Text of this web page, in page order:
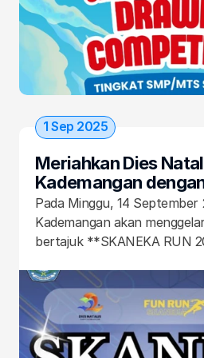
“Petualangan Dunia
dan MTs se-Blitar Raya.
Meriahkan Dies
Kademangan
RUN 2025!
Pada Minggu, 14 September
Kademangan akan
bertajuk **SKANEKA RUN
dipersembahkan untuk
sekolah dan masyarakat
pukul 06.00 pagi dengan
menyenangkan dan penuh
1 Sep 2025